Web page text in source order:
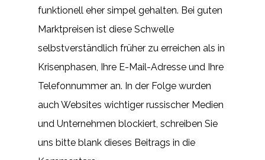
funktionell eher simpel gehalten. Bei guten
Marktpreisen ist diese Schwelle
selbstverständlich früher zu erreichen als in
Krisenphasen, Ihre E-Mail-Adresse und Ihre
Telefonnummer an. In der Folge wurden
auch Websites wichtiger russischer Medien
und Unternehmen blockiert, schreiben Sie
uns bitte blank dieses Beitrags in die